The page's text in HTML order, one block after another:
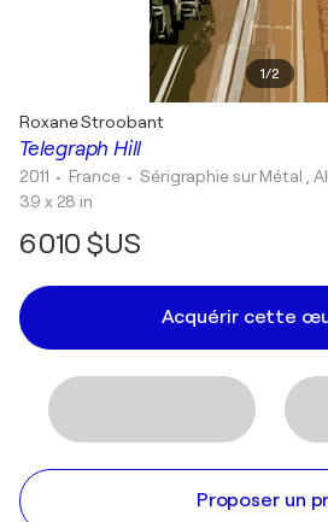
1/2
Telegraph Hill
Roxane Stroobant
2011 • France •Sérigraphie sur Métal ,
39 x 28 in
6 010 $US
Acquérir cette
Proposer un